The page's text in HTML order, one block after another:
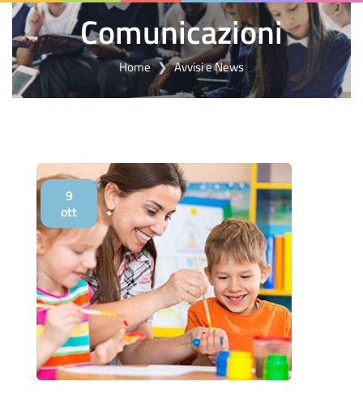
Comunicazioni
Home Avvisi e News
9
ott